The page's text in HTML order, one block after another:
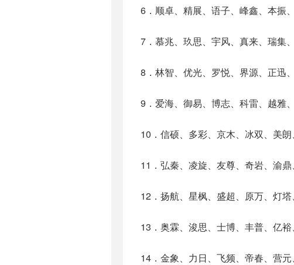
6．顺卓、精展、语子、峰鑫、本振
7．慕兆、玖思、宇风、真来、瑞集
8．林智、优光、罗悦、界源、正迅
9．爱海、御易、博志、科雷、越雅
10．信硕、多彩、京木、冰双、美
11．弘秦、凌旋、友尊、奇岩、渝
12．扬航、星枫、盛超、原万、灯
13．奥霖、浚思、士博、丰普、亿
14．金象、力日、飞频、帝春、营